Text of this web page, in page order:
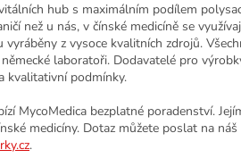
hub s maximálním podílem
než u nás, v čínské medicíně se
z vysoce kvalitních zdrojů.
laboratoři. Dodavatelé pro
kvalitativní podmínky.
MycoMedica bezplatné poradenství.
medicíny. Dotaz můžete poslat na náš
.